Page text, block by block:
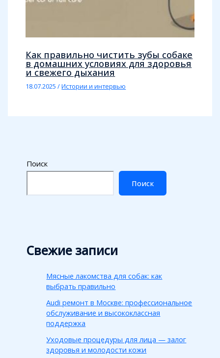
Как правильно чистить зубы собаке
в домашних условиях для здоровья
и свежего дыхания
18.07.2025/Истории и интервью
Поиск
Поиск
Свежие записи
Мясные лакомства для собак: как
выбрать правильно
Audi ремонт в Москве: профессиональное
обслуживание и высококлассная
поддержка
Уходовые процедуры для лица — залог
здоровья и молодости кожи